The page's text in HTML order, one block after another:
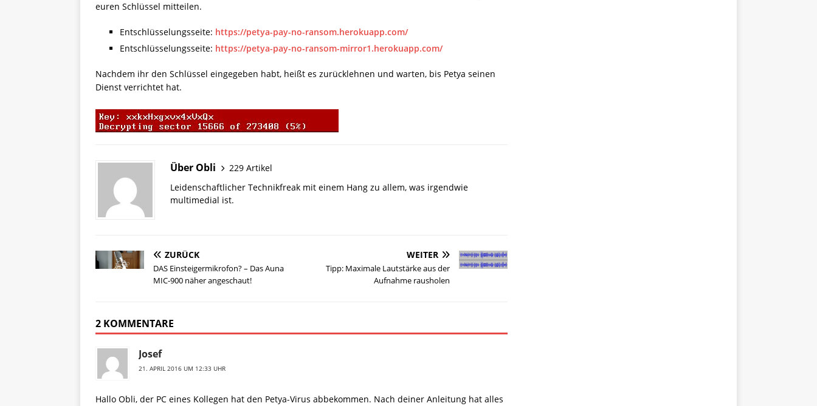
euren Schlüssel mitteilen.
Entschlüsselungsseite: https://petya-pay-no-ransom.herokuapp.com/
Entschlüsselungsseite: https://petya-pay-no-ransom-mirror1.herokuapp.com/
Nachdem ihr den Schlüssel eingegeben habt, heißt es zurücklehnen und warten, bis Petya seinen
Dienst verrichtet hat.
Über Obli
229 Artikel
Leidenschaftlicher Technikfreak mit einem Hang zu allem, was irgendwie
multimedial ist.
ZURÜCK
DAS Einsteigermikrofon? – Das Auna
MIC-900 näher angeschaut!
WEITER
Tipp: Maximale Lautstärke aus der
Aufnahme rausholen
2 KOMMENTARE
Josef
21. APRIL 2016 UM 12:33 UHR
Hallo Obli, der PC eines Kollegen hat den Petya-Virus abbekommen. Nach deiner Anleitung hat alles